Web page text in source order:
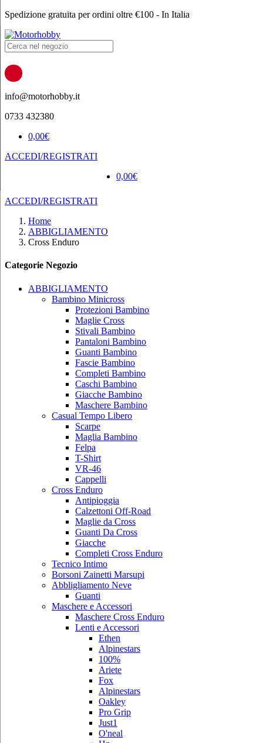
Spedizione gratuita per ordini oltre €100 - In Italia
Products
search
info@motorhobby.it
0733 432380
0,00€
ACCEDI/REGISTRATI
0,00€
ACCEDI/REGISTRATI
Home
ABBIGLIAMENTO
Cross Enduro
Categorie Negozio
ABBIGLIAMENTO
Bambino Minicross
Protezioni Bambino
Maglie Cross
Stivali Bambino
Pantaloni Bambino
Guanti Bambino
Fascie Bambino
Completi Bambino
Caschi Bambino
Giacche Bambino
Maschere Bambino
Casual Tempo Libero
Scarpe
Maglia Bambino
Felpa
T-Shirt
VR-46
Cappelli
Cross Enduro
Antipioggia
Calzettoni Off-Road
Maglie da Cross
Guanti Da Cross
Giacche
Completi Cross Enduro
Tecnico Intimo
Borsoni Zainetti Marsupi
Abbligliamento Neve
Guanti
Maschere e Accessori
Maschere Cross Enduro
Lenti e Accessori
Ethen
Alpinestars
100%
Ariete
Fox
Alpinestars
Oakley
Pro Grip
Just1
O'neal